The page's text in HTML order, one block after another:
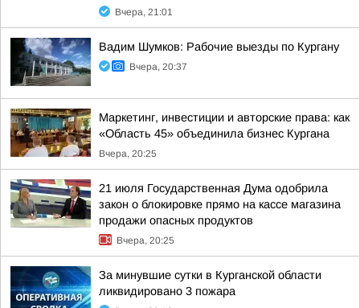
Вчера, 21:01
Вадим Шумков: Рабочие выезды по Кургану
Вчера, 20:37
Маркетинг, инвестиции и авторские права: как
«Область 45» объединила бизнес Кургана
Вчера, 20:25
21 июля Государственная Дума одобрила
закон о блокировке прямо на кассе магазина
продажи опасных продуктов
Вчера, 20:25
За минувшие сутки в Курганской области
ликвидировано 3 пожара